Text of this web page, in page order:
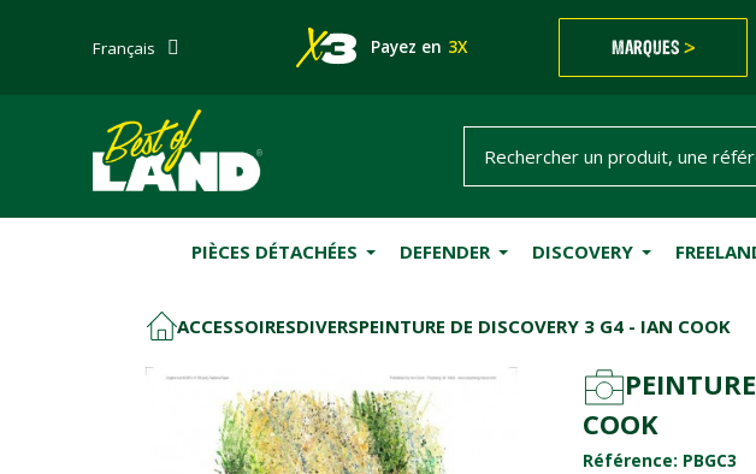
Français Payez en 3X MARQUES >
PIÈCES DÉTACHÉES DEFENDER DISCOVERY
ACCESSOIRESDIVERSPEINTURE DE DISCOVERY 3 G4 - IAN COOK
COOK
Référence: PBGC3